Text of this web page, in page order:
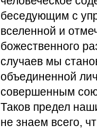
беседующим с
вселенной и
божественного
случаев мы
объединенной
совершенным
Таков предел
не знаем всего,